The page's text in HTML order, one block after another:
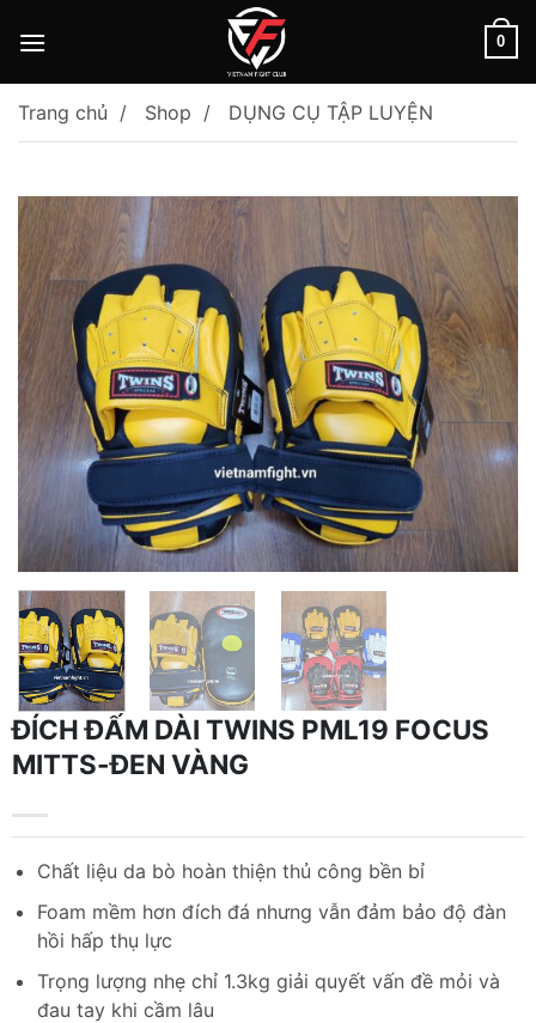
0
Trang chủ Shop DỤNG CỤ TẬP LUYỆN
ĐÍCH ĐẤM DÀI TWINS PML19 FOCUS
MITTS-ĐEN VÀNG
Chất liệu da bò hoàn thiện thủ công bền bỉ
Foam mềm hơn đích đá nhưng vẫn đảm bảo độ đàn
hồi hấp thụ lực
Trọng lượng nhẹ chỉ 1.3kg giải quyết vấn đề mỏi và
đau tay khi cầm lâu